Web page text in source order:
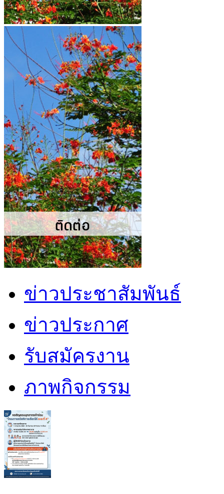
ข่าวประชาสัมพันธ์
ข่าวประกาศ
รับสมัครงาน
ภาพกิจกรรม